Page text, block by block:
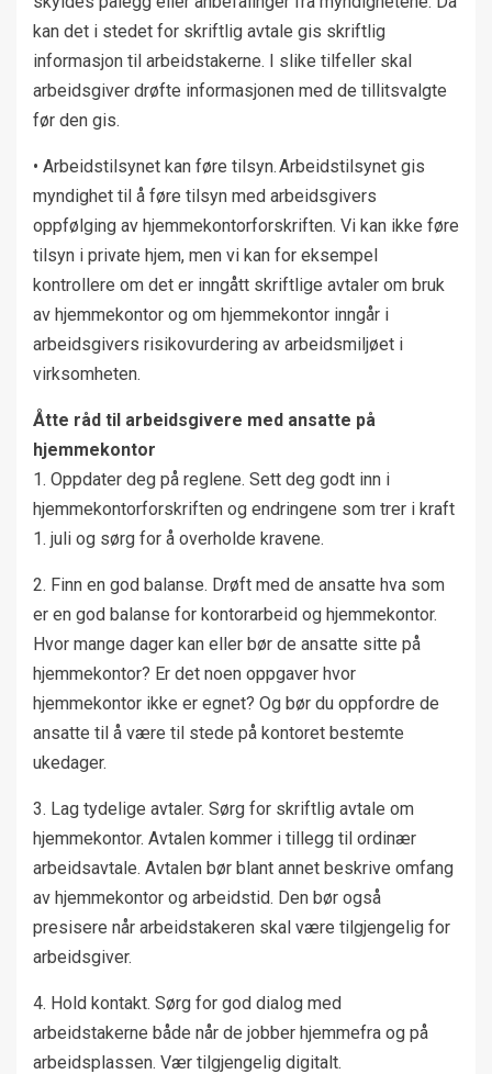
kan det i stedet for skriftlig avtale gis skriftlig
informasjon til arbeidstakerne. I slike tilfeller skal
arbeidsgiver drøfte informasjonen med de tillitsvalgte
før den gis.
• Arbeidstilsynet kan føre tilsyn. Arbeidstilsynet gis
myndighet til å føre tilsyn med arbeidsgivers
oppfølging av hjemmekontorforskriften. Vi kan ikke føre
tilsyn i private hjem, men vi kan for eksempel
kontrollere om det er inngått skriftlige avtaler om bruk
av hjemmekontor og om hjemmekontor inngår i
arbeidsgivers risikovurdering av arbeidsmiljøet i
virksomheten.
Åtte råd til arbeidsgivere med ansatte på
hjemmekontor
1. Oppdater deg på reglene. Sett deg godt inn i
hjemmekontorforskriften og endringene som trer i kraft
1. juli og sørg for å overholde kravene.
2. Finn en god balanse. Drøft med de ansatte hva som
er en god balanse for kontorarbeid og hjemmekontor.
Hvor mange dager kan eller bør de ansatte sitte på
hjemmekontor? Er det noen oppgaver hvor
hjemmekontor ikke er egnet? Og bør du oppfordre de
ansatte til å være til stede på kontoret bestemte
ukedager.
3. Lag tydelige avtaler. Sørg for skriftlig avtale om
hjemmekontor. Avtalen kommer i tillegg til ordinær
arbeidsavtale. Avtalen bør blant annet beskrive omfang
av hjemmekontor og arbeidstid. Den bør også
presisere når arbeidstakeren skal være tilgjengelig for
arbeidsgiver.
4. Hold kontakt. Sørg for god dialog med
arbeidstakerne både når de jobber hjemmefra og på
arbeidsplassen. Vær tilgjengelig digitalt.